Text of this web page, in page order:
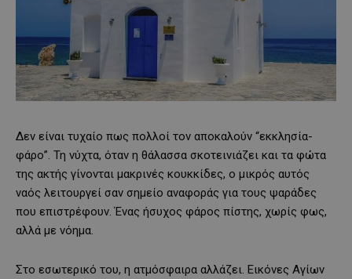
Δεν είναι τυχαίο πως πολλοί τον αποκαλούν “εκκλησία-
φάρο”. Τη νύχτα, όταν η θάλασσα σκοτεινιάζει και τα φώτα
της ακτής γίνονται μακρινές κουκκίδες, ο μικρός αυτός
ναός λειτουργεί σαν σημείο αναφοράς για τους ψαράδες
που επιστρέφουν. Ένας ήσυχος φάρος πίστης, χωρίς φως,
αλλά με νόημα.
Στο εσωτερικό του, η ατμόσφαιρα αλλάζει. Εικόνες Αγίων